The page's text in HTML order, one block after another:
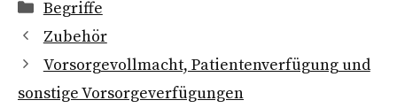
Kategorien
Begriffe
Zubehör
Vorsorgevollmacht, Patientenverfügung und
sonstige Vorsorgeverfügungen